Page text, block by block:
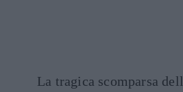
La tragica scomparsa